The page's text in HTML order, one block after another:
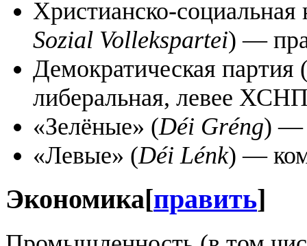
Христианско-социальная
Sozial Vollekspartei) —
Демократическая партия
либеральная, левее
«Зелёные» (Déi Gréng) —
«Левые» (Déi Lénk) —
Экономика[править]